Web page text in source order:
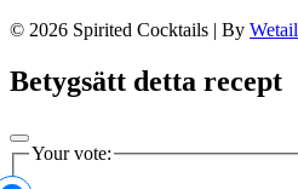
© 2026 Spirited Cocktails | By Wetail
Betygsätt detta recept
Your vote: